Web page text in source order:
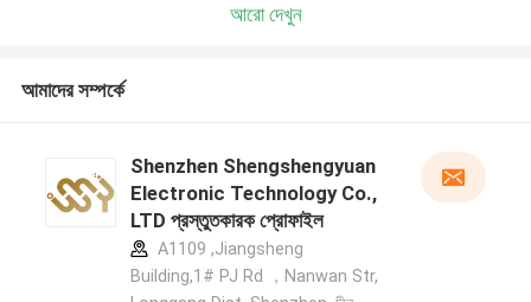
আরো দেখুন
আমাদের সম্পর্কে
Shenzhen Shengshengyuan
Electronic Technology Co.,
LTD প্রস্তুতকারক প্রোফাইল
A1109 ,Jiangsheng
Building,1# PJ Rd ，Nanwan Str,